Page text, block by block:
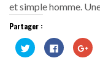
et simple homme.
Partager :
Cliquez
pour
partager
Cliquez
pour
partager
pour